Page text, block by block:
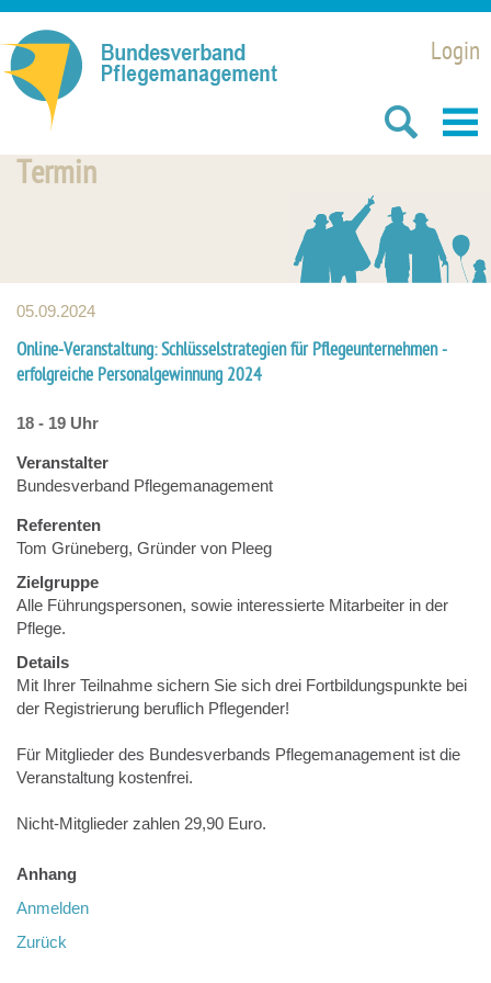
Login
Termin
05.09.2024
Online-Veranstaltung: Schlüsselstrategien für Pflegeunternehmen -
erfolgreiche Personalgewinnung 2024
18 - 19 Uhr
Veranstalter
Bundesverband Pflegemanagement
Referenten
Tom Grüneberg, Gründer von Pleeg
Zielgruppe
Alle Führungspersonen, sowie interessierte Mitarbeiter in der
Pflege.
Details
Mit Ihrer Teilnahme sichern Sie sich drei Fortbildungspunkte bei
der Registrierung beruflich Pflegender!
Für Mitglieder des Bundesverbands Pflegemanagement ist die
Veranstaltung kostenfrei.
Nicht-Mitglieder zahlen 29,90 Euro.
Anhang
Anmelden
Zurück